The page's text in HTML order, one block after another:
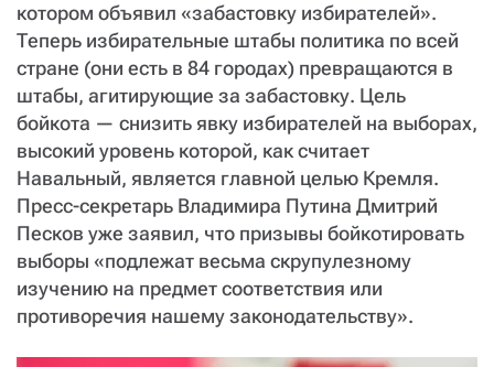
котором объявил «забастовку избирателей».
Теперь избирательные штабы политика по всей
стране (они есть в 84 городах) превращаются в
штабы, агитирующие за забастовку. Цель
бойкота — снизить явку избирателей на выборах,
высокий уровень которой, как считает
Навальный, является главной целью Кремля.
Пресс-секретарь Владимира Путина Дмитрий
Песков уже заявил, что призывы бойкотировать
выборы «подлежат весьма скрупулезному
изучению на предмет соответствия или
противоречия нашему законодательству».